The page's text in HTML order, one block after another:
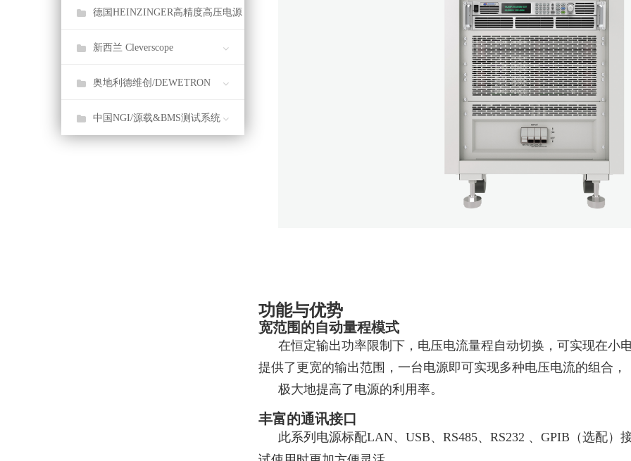
德国HEINZINGER高精度高压电源
新西兰 Cleverscope
奥地利德维创/DEWETRON
中国NGI/源载&BMS测试系统
功能与优势
宽范围的自动量程模式
在恒定输出功率限制下，电压电流量程自动切换，可实现在小
提供了更宽的输出范围，一台电源即可实现多种电压电流的组合，
极大地提高了电源的利用率。
丰富的通讯接口
此系列电源标配LAN、USB、RS485、RS232 、GPIB（选配